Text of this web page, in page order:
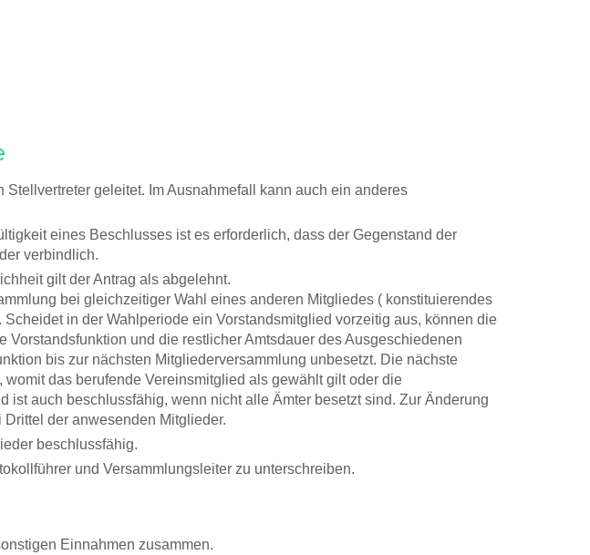
geleitet. Im Ausnahmefall kann auch ein anderes
eines Beschlusses ist es erforderlich, dass der Gegenstand der
verbindlich.
gilt der Antrag als abgelehnt.
bei gleichzeitiger Wahl eines anderen Mitgliedes ( konstituierendes
in der Wahlperiode ein Vorstandsmitglied vorzeitig aus, können die
und die restlicher Amtsdauer des Ausgeschiedenen
bis zur nächsten Mitgliederversammlung unbesetzt. Die nächste
das berufende Vereinsmitglied als gewählt gilt oder die
auch beschlussfähig, wenn nicht alle Ämter besetzt sind. Zur Änderung
der anwesenden Mitglieder.
beschlussfähig.
und Versammlungsleiter zu unterschreiben.
Einnahmen zusammen.